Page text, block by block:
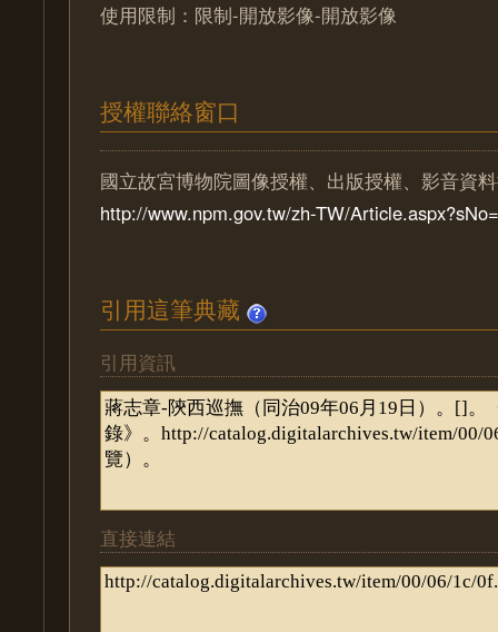
使用限制：限制-開放影像-開放影像
授權聯絡窗口
國立故宮博物院圖像授權、出版授權、影音資
http://www.npm.gov.tw/zh-TW/
引用這筆典藏
引用資訊
直接連結